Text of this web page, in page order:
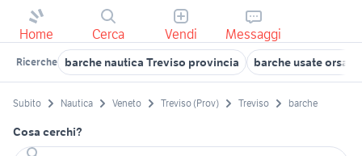
Home Cerca Vendi Messaggi
Ricerche barche nautica Treviso provincia barche usate orsago
Subito Nautica Veneto Treviso (Prov) Treviso barche
Cosa cerchi?